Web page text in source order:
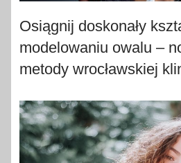
Osiągnij doskonały
modelowaniu owalu –
metody wrocławskiej